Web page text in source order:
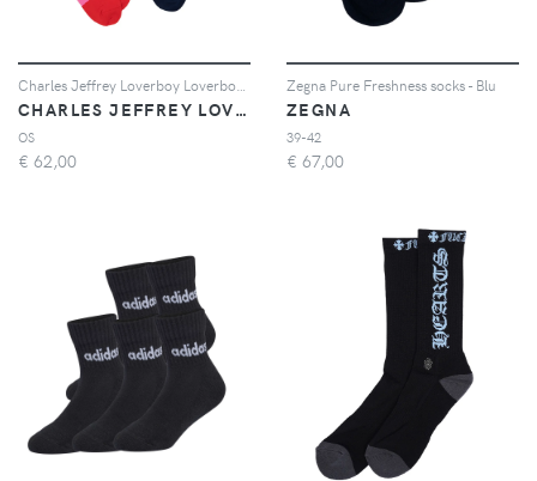
CHARLES JEFFREY LOVERBOY
OS
€ 62,00
Zegna Pure Freshness socks - Blu
ZEGNA
39-42
€ 67,00